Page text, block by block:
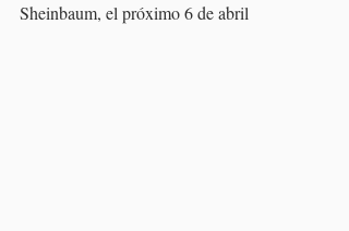
Sheinbaum, el próximo 6 de abril